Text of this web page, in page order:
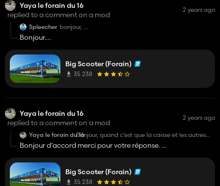
Yaya le forain du 16
replied to a comment on a mod
2 years ago
Spleecher bonjour,
Bonne journée
Bonjour.
Bonne soirée.
Big Scooter (Forain)
35 238
Yaya le forain du 16
replied to a comment on a mod
2 years ago
Yaya le forain du 16Bonjour, quand c’est que la caisse et les autres
tamponneuses
Bonjour d’accord merci pour votre réponse.
Big Scooter (Forain)
35 238